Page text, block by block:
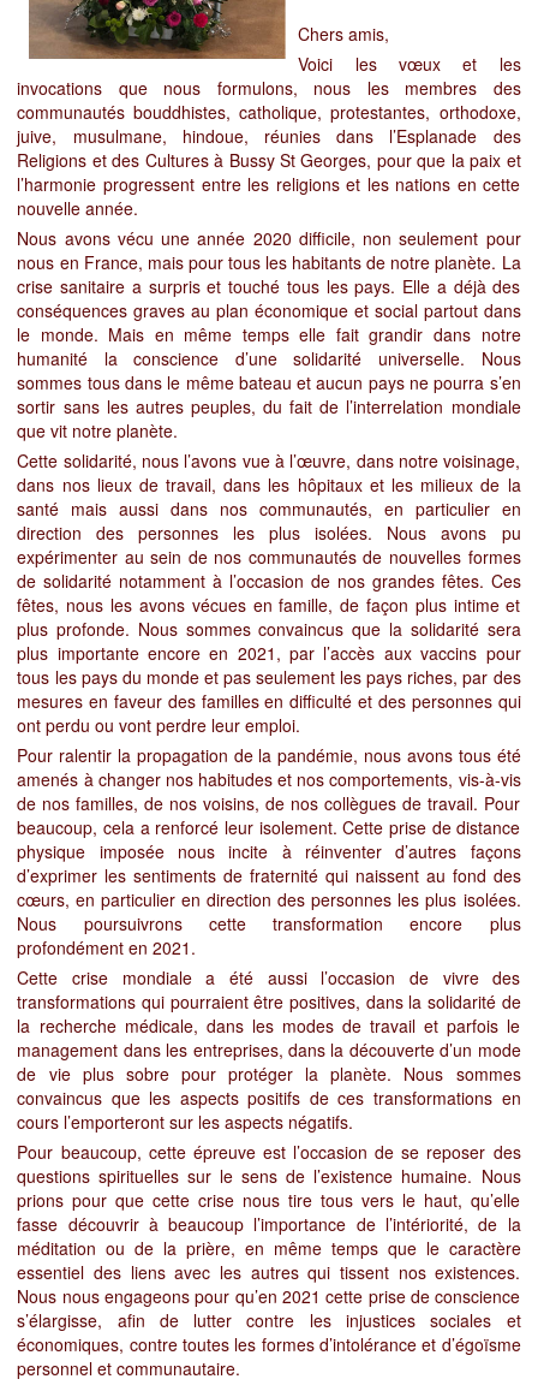
Chers amis,
Voici les vœux et les
invocations que nous formulons, nous les membres des
communautés bouddhistes, catholique, protestantes, orthodoxe,
juive, musulmane, hindoue, réunies dans l’Esplanade des
Religions et des Cultures à Bussy St Georges, pour que la paix et
l’harmonie progressent entre les religions et les nations en cette
nouvelle année.
Nous avons vécu une année 2020 difficile, non seulement pour
nous en France, mais pour tous les habitants de notre planète. La
crise sanitaire a surpris et touché tous les pays. Elle a déjà des
conséquences graves au plan économique et social partout dans
le monde. Mais en même temps elle fait grandir dans notre
humanité la conscience d’une solidarité universelle. Nous
sommes tous dans le même bateau et aucun pays ne pourra s’en
sortir sans les autres peuples, du fait de l’interrelation mondiale
que vit notre planète.
Cette solidarité, nous l’avons vue à l’œuvre, dans notre voisinage,
dans nos lieux de travail, dans les hôpitaux et les milieux de la
santé mais aussi dans nos communautés, en particulier en
direction des personnes les plus isolées. Nous avons pu
expérimenter au sein de nos communautés de nouvelles formes
de solidarité notamment à l’occasion de nos grandes fêtes. Ces
fêtes, nous les avons vécues en famille, de façon plus intime et
plus profonde. Nous sommes convaincus que la solidarité sera
plus importante encore en 2021, par l’accès aux vaccins pour
tous les pays du monde et pas seulement les pays riches, par des
mesures en faveur des familles en difficulté et des personnes qui
ont perdu ou vont perdre leur emploi.
Pour ralentir la propagation de la pandémie, nous avons tous été
amenés à changer nos habitudes et nos comportements, vis-à-vis
de nos familles, de nos voisins, de nos collègues de travail. Pour
beaucoup, cela a renforcé leur isolement. Cette prise de distance
physique imposée nous incite à réinventer d’autres façons
d’exprimer les sentiments de fraternité qui naissent au fond des
cœurs, en particulier en direction des personnes les plus isolées.
Nous poursuivrons cette transformation encore plus
profondément en 2021.
Cette crise mondiale a été aussi l’occasion de vivre des
transformations qui pourraient être positives, dans la solidarité de
la recherche médicale, dans les modes de travail et parfois le
management dans les entreprises, dans la découverte d’un mode
de vie plus sobre pour protéger la planète. Nous sommes
convaincus que les aspects positifs de ces transformations en
cours l’emporteront sur les aspects négatifs.
Pour beaucoup, cette épreuve est l’occasion de se reposer des
questions spirituelles sur le sens de l’existence humaine. Nous
prions pour que cette crise nous tire tous vers le haut, qu’elle
fasse découvrir à beaucoup l’importance de l’intériorité, de la
méditation ou de la prière, en même temps que le caractère
essentiel des liens avec les autres qui tissent nos existences.
Nous nous engageons pour qu’en 2021 cette prise de conscience
s’élargisse, afin de lutter contre les injustices sociales et
économiques, contre toutes les formes d’intolérance et d’égoïsme
personnel et communautaire.